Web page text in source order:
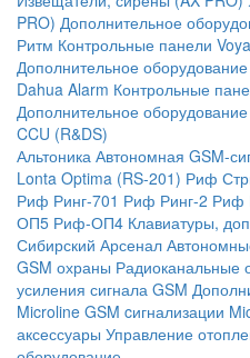
PRO) Дополнительное
Ритм Контрольные панели
Дополнительное оборудование
Dahua Alarm Контрольные
Дополнительное оборудование
CCU (R&DS)
Альтоника Автономная GSM-
Lonta Optima (RS-201) Риф
Риф Ринг-701 Риф Ринг-2 Риф
ОП5 Риф-ОП4 Клавиатуры,
Сибирский Арсенал
GSM охраны Радиоканальные
усиления сигнала GSM
Microline GSM cигнализации
аксессуары Управление